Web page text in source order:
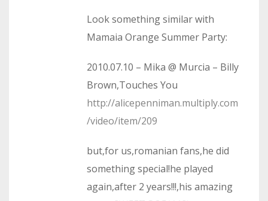
Look something similar with
Mamaia Orange Summer Party:
2010.07.10 – Mika @ Murcia – Billy
Brown,Touches You
http://alicepenniman.multiply.com
/video/item/209
but,for us,romanian fans,he did
something special!he played
again,after 2 years!!!,his amazing